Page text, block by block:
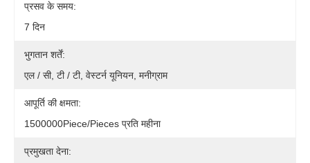
प्रसव के समय:
7 दिन
भुगतान शर्तें:
एल / सी, टी / टी, वेस्टर्न यूनियन, मनीग्राम
आपूर्ति की क्षमता:
1500000Piece/Pieces प्रति महीना
प्रमुखता देना: